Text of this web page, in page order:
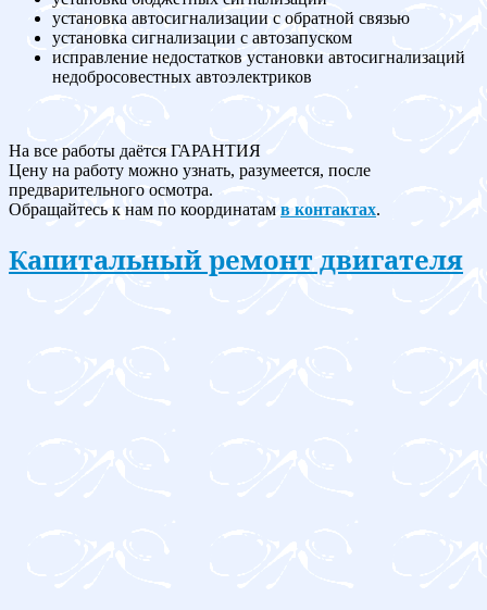
установка автосигнализации с обратной связью
установка сигнализации с автозапуском
исправление недостатков установки автосигнализаций
недобросовестных автоэлектриков
На все работы даётся ГАРАНТИЯ
Цену на работу можно узнать, разумеется, после
предварительного осмотра.
Обращайтесь к нам по координатам в контактах.
Капитальный ремонт двигателя